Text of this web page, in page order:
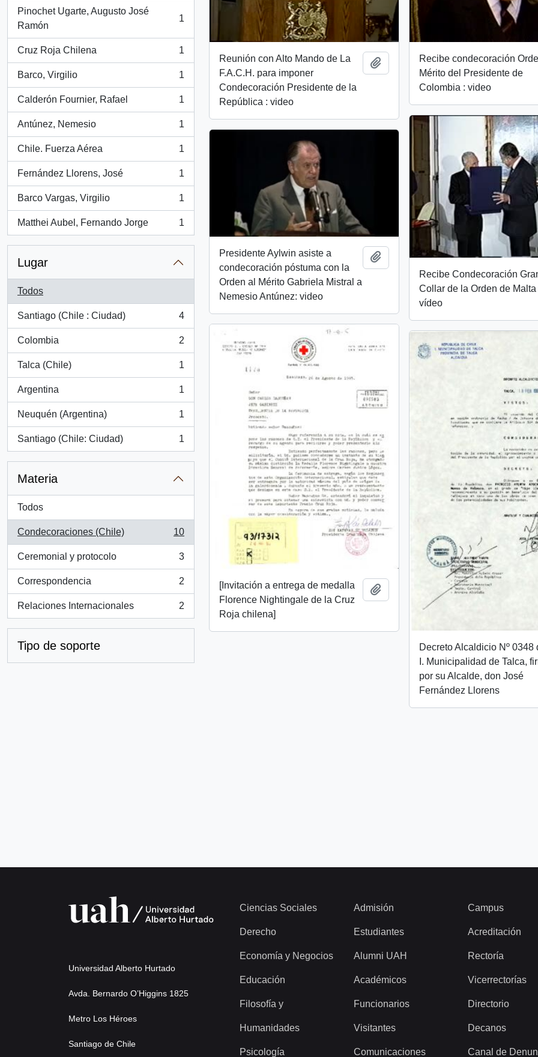
Pinochet Ugarte, Augusto José
Ramón
, 1 resultados
1
Cruz Roja Chilena
, 1 resultados
1
Barco, Virgilio
, 1 resultados
1
Calderón Fournier, Rafael
, 1 resultados
1
Antúnez, Nemesio
, 1 resultados
1
Chile. Fuerza Aérea
, 1 resultados
1
Fernández Llorens, José
, 1 resultados
1
Barco Vargas, Virgilio
, 1 resultados
1
Matthei Aubel, Fernando Jorge
, 1 resultados
1
Lugar
Todos
Santiago (Chile : Ciudad)
, 4 resultados
4
Colombia
, 2 resultados
2
Talca (Chile)
, 1 resultados
1
Argentina
, 1 resultados
1
Neuquén (Argentina)
, 1 resultados
1
Santiago (Chile: Ciudad)
, 1 resultados
1
Materia
Todos
Condecoraciones (Chile)
, 10 resultados
10
Ceremonial y protocolo
, 3 resultados
3
Correspondencia
, 2 resultados
2
Relaciones Internacionales
, 2 resultados
2
Tipo de soporte
Reunión con Alto Mando de La
F.A.C.H. para imponer
Condecoración Presidente de la
República : video
Añadir al portapapeles
Recibe condecoración
Mérito del Presidente de
Colombia : video
Recibe Condecoración
Collar de la Orden de Malta
vídeo
Presidente Aylwin asiste a
condecoración póstuma con la
Orden al Mérito Gabriela Mistral a
Nemesio Antúnez: video
Añadir al portapapeles
[Invitación a entrega de medalla
Florence Nightingale de la Cruz
Roja chilena]
Añadir al portapapeles
Decreto Alcaldicio Nº 0348
I. Municipalidad de Talca,
por su Alcalde, don José
Fernández Llorens
Universidad Alberto Hurtado
Avda. Bernardo O’Higgins 1825
Metro Los Héroes
Santiago de Chile
Ciencias Sociales
Derecho
Economía y Negocios
Educación
Filosofía y
Humanidades
Psicología
Admisión
Estudiantes
Alumni UAH
Académicos
Funcionarios
Visitantes
Comunicaciones
Campus
Acreditación
Rectoría
Vicerrectorías
Directorio
Decanos
Canal de